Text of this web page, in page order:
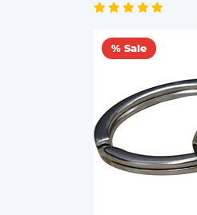
% Sale